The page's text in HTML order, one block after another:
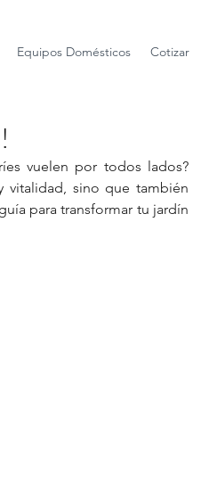
Equipos Domésticos Cotizar
vuelen por todos lados?
vitalidad, sino que también
para transformar tu jardín